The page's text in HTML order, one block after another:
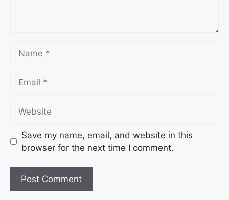
Save my name, email, and website in this
browser for the next time I comment.